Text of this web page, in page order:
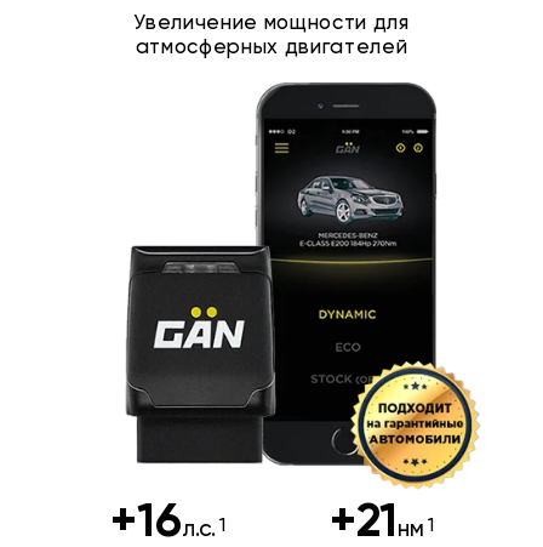
Увеличение мощности для
атмосферных двигателей
+16л.с. +21 нм